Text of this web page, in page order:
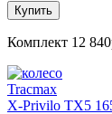
Купить
Комплект 12
Tracmax
X-Privilo TX5